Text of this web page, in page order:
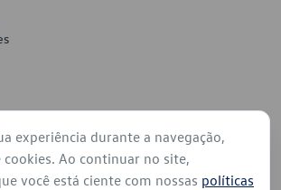
experiência durante a navegação,
cookies. Ao continuar no site,
você está ciente com nossas políticas